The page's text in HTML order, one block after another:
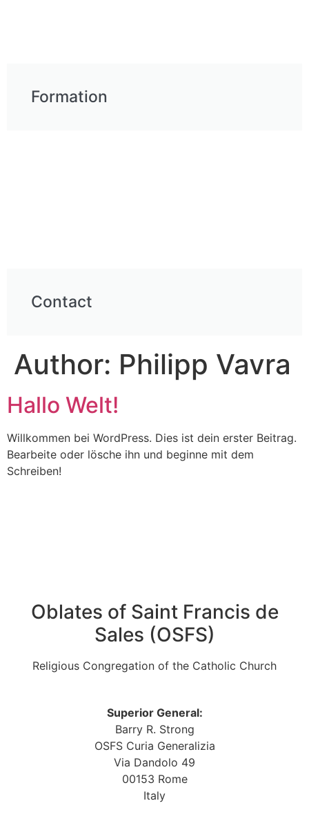
Formation
Contact
Author: Philipp Vavra
Hallo Welt!
Willkommen bei WordPress. Dies ist dein erster Beitrag.
Bearbeite oder lösche ihn und beginne mit dem
Schreiben!
Oblates of Saint Francis de
Sales (OSFS)
Religious Congregation of the Catholic Church
Superior General:
Barry R. Strong
OSFS Curia Generalizia
Via Dandolo 49
00153 Rome
Italy